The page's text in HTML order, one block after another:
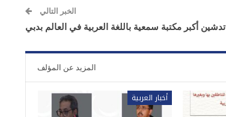
الخبر التالي
تدشين أكبر مكتبة سمعية باللغة العربية في العالم بدبي
المزيد عن المؤلف
أخبار العربية